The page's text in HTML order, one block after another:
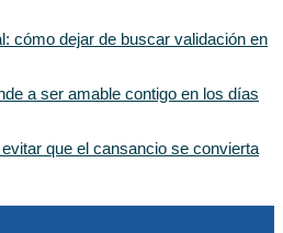
cómo dejar de buscar validación en
a ser amable contigo en los días
que el cansancio se convierta